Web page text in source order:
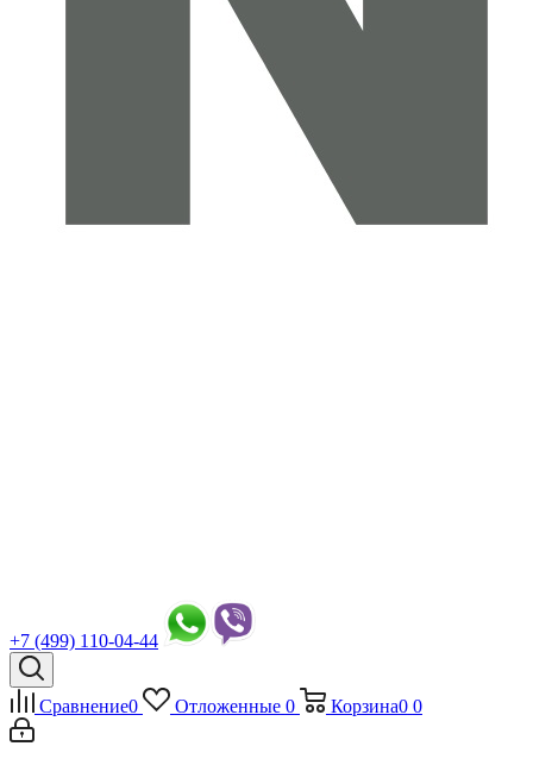
+7 (499) 110-04-44
Сравнение0 Отложенные 0 Корзина0 0